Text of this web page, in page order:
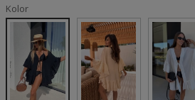
Kolor